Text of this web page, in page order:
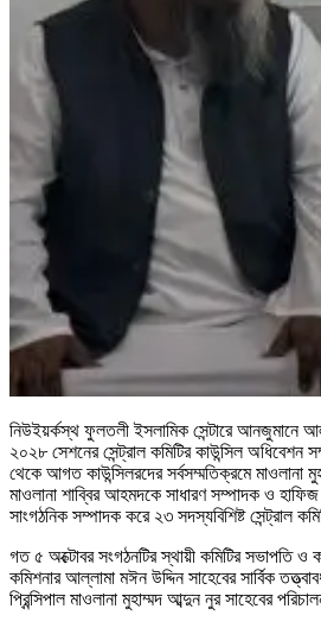
নিউইয়র্কস্থ ফুলতলী ইসলামিক সেন্টারে
২০২৮ সেশনের সেন্ট্রাল কমিটির কাউন্সিল
থেকে আগত কাউন্সিলরদের সর্বসম্মতিক্রমে মাওলানা
মাওলানা শাব্বির আহমদকে সাধারণ সম্পাদক ও
সাংগঠনিক সম্পাদক করে ২৩ সদস্যবিশিষ্ট সেন্ট্রাল
গত ৫ অক্টোবর সংগঠনটির স্থায়ী কমিটির সভাপতি ও
কমিশনার আল্লামা মঈন উদ্দিন সাহেবের সার্বিক
প্রিন্সিপাল মাওলানা মুহাম্মদ আব্দুন নুর সাহেবের